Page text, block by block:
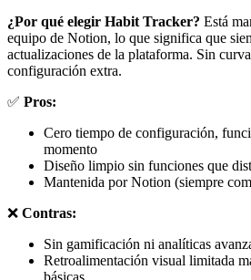
¿Por qué elegir Habit Tracker? Está
equipo de Notion, lo que significa que
actualizaciones de la plataforma. Sin
configuración extra.
✅ Pros:
Cero tiempo de configuración,
momento
Diseño limpio sin funciones que
Mantenida por Notion (siempre
❌ Contras:
Sin gamificación ni analíticas
Retroalimentación visual limitada